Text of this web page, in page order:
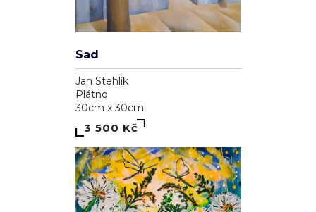
Sad
Jan Stehlík
Plátno
30cm x 30cm
3 500 Kč